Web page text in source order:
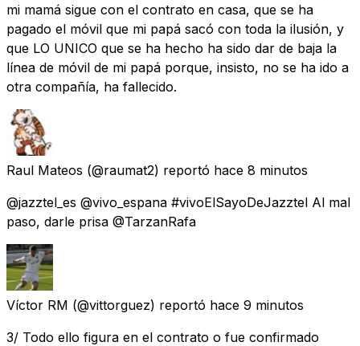
mi mamá sigue con el contrato en casa, que se ha
pagado el móvil que mi papá sacó con toda la ilusión, y
que LO UNICO que se ha hecho ha sido dar de baja la
línea de móvil de mi papá porque, insisto, no se ha ido a
otra compañía, ha fallecido.
Raul Mateos (@raumat2) reportó hace 8 minutos
@jazztel_es @vivo_espana #vivoElSayoDeJazztel Al mal
paso, darle prisa @TarzanRafa
Víctor RM (@vittorguez) reportó hace 9 minutos
3/ Todo ello figura en el contrato o fue confirmado